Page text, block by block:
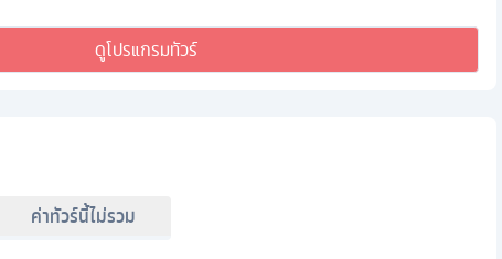
ดูโปรแกรมทัวร์
ค่าทัวร์นี้ไม่รวม